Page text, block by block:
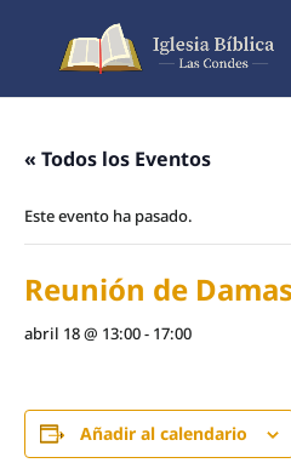
« Todos los Eventos
Este evento ha pasado.
Reunión de
abril 18 @ 13:00- 17:00
Añadir al calendario